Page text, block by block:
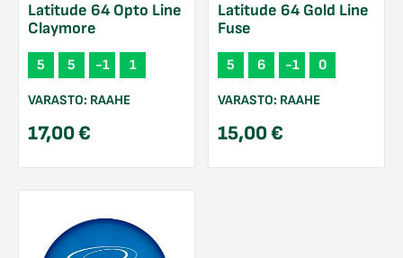
Latitude 64 Opto Line
Claymore
5 5 -1 1
VARASTO: RAAHE
17,00€
Latitude 64 Gold Line
Fuse
5 6 -1 0
VARASTO: RAAHE
15,00€